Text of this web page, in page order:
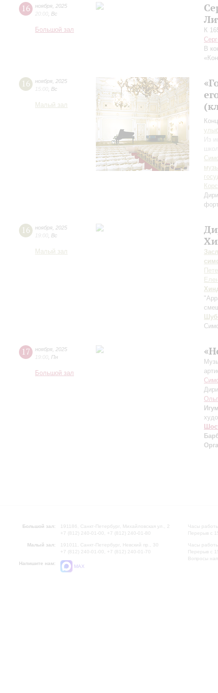
16 ноября 2025
20:00 Вс
Большой зал
К
В
16 ноября 2025
15:00 Вс
Малый зал
Из
16 ноября 2025
19:00 Вс
Малый зал
17 ноября 2025
19:00 Пн
Большой зал
Большой зал:
191186, Санкт-Петербург, Михайловская ул., 2
+7 (812) 240-01-00, +7 (812) 240-01-80
Малый зал:
191011, Санкт-Петербург, Невский пр., 30
+7 (812) 240-01-00, +7 (812) 240-01-70
Напишите нам:
MAX
Часы
Перерыв с
Часы
Перерыв с
Вопросы